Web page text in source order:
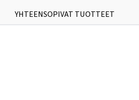
YHTEENSOPIVAT TUOTTEET